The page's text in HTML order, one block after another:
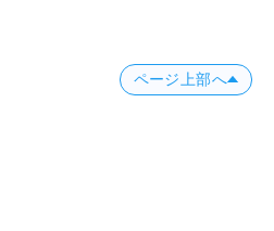
ページ上部へ